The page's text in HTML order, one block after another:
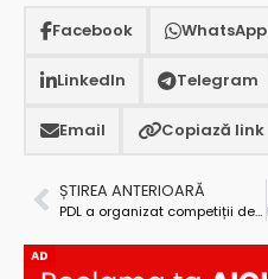
Facebook WhatsApp
LinkedIn Telegram
Email Copiază link
ȘTIREA ANTERIOARĂ
PDL a organizat competiții de handbal și fotbal la Slobozia
AD